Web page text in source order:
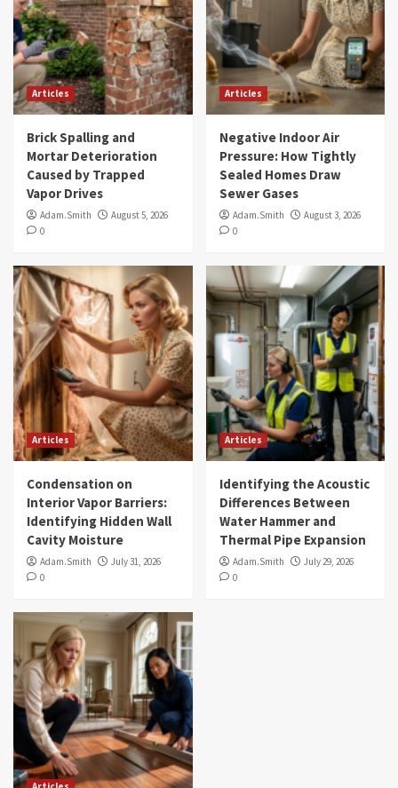
Articles
Brick Spalling and
Mortar Deterioration
Caused by Trapped
Vapor Drives
Adam.Smith
August 5, 2026
0
Articles
Negative Indoor Air
Pressure: How Tightly
Sealed Homes Draw
Sewer Gases
Adam.Smith
August 3, 2026
0
Articles
Condensation on
Interior Vapor Barriers:
Identifying Hidden Wall
Cavity Moisture
Adam.Smith
July 31, 2026
0
Articles
Identifying the Acoustic
Differences Between
Water Hammer and
Thermal Pipe Expansion
Adam.Smith
July 29, 2026
0